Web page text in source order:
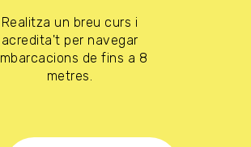
Realitza un breu curs i
acredita't per navegar
de fins a 8
metres.